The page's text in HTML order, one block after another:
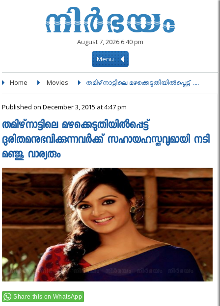
August 7, 2026 6:40 pm
Menu
Home Movies തമിഴ്‌നാട്ടിലെ മഴക്കെടുതിയില്‍പ്പെട്ട് ....
Published on December 3, 2015 at 4:47 pm
തമിഴ്‌നാട്ടിലെ മഴക്കെടുതിയില്‍പ്പെട്ട്
ദുരിതമനുഭവിക്കുന്നവർക്ക്‌ സഹായഹസ്തവുമായി നടി
മഞ്ജു വാര്യരും
Share this on WhatsApp